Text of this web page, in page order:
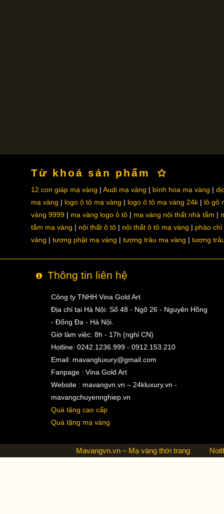
Từ khoá sản phẩm
12 con giáp mạ vàng Audi mạ vàng bình hoa mạ vàng
mạ vàng
logo ô tô mạ vàng logo ô tô mạ vàng 24k
lô gô
vàng 9999
mạ vàng logo ô tô mạ vàng nội thất nhà tắm
tắm mạ vàng
nội thất ô tô nội thất ô tô mạ vàng
phào chỉ
vàng
tượng phật mạ vàng tượng trâu mạ vàng tượng
Thông tin liên hệ
Công ty TNHH Vina Gold Art
Địa chỉ tại Hà Nội: Số 48 - Ngõ 26 - Nguyên Hồng
- Đống Đa - Hà Nội.
Giờ làm việc: 8h - 17h (nghỉ CN)
Hotline: 0242.1236.999 - 0912.153.210
Email: mavangluxury@gmail.com
Fanpage : Vina Gold Art
Website : mavangvn.vn – 24kluxury.vn -
mavangchuyennghiep.vn
Quà tặng cao cấp
Quà tặng mạ vàng
Mavangvn.vn – Mạ vàng thời trang